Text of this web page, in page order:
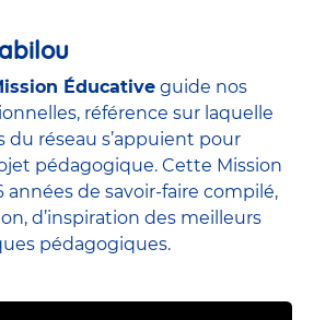
Éducative guide nos
référence sur laquelle
du réseau s’appuient pour
pédagogique. Cette Mission
années de savoir-faire compilé,
d’inspiration des meilleurs
pédagogiques.